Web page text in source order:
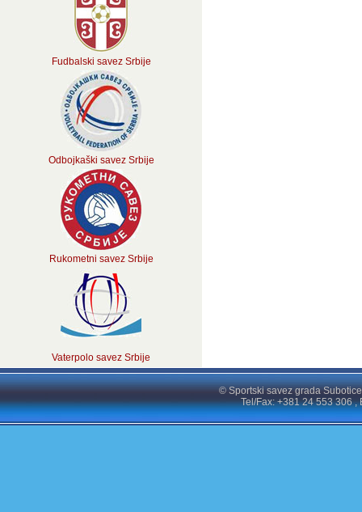
Fudbalski savez Srbije
Odbojkaški savez Srbije
Rukometni savez Srbije
Vaterpolo savez Srbije
© Sportski savez grada
Tel/Fax: +381 24 553 306 ,